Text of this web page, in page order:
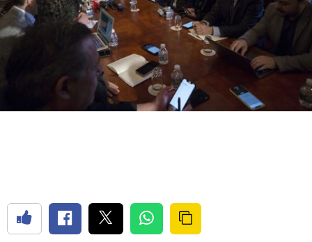
Bursa
Çanakkale
Çankırı
Çorum
Elazığ